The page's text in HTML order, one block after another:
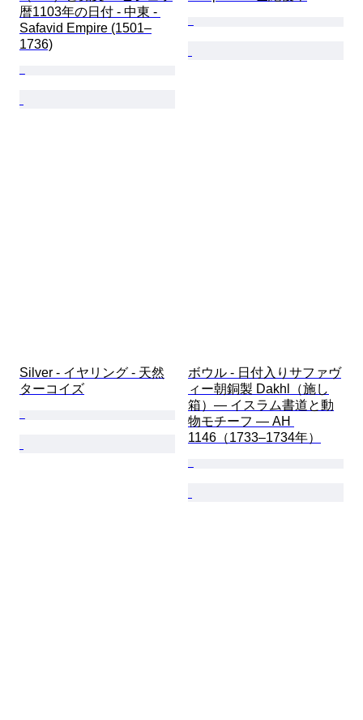
暦1103年の日付 - 中東 -
Safavid Empire (1501–
1736)
Silver - イヤリング - 天然
ターコイズ
ボウル - 日付入りサファヴ
ィー朝銅製 Dakhl（施し
箱）— イスラム書道と動
物モチーフ — AH
1146（1733–1734年）